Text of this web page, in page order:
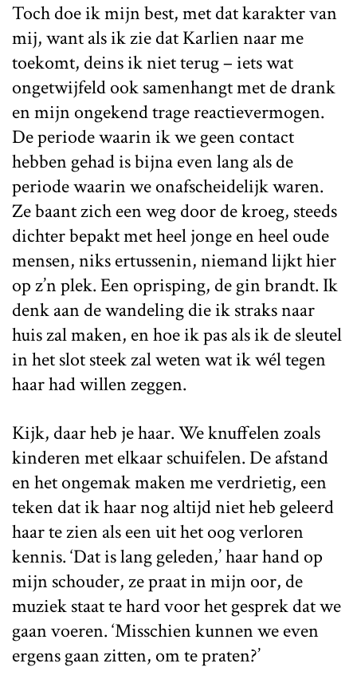
Toch doe ik mijn best, met dat karakter van
mij, want als ik zie dat Karlien naar me
toekomt, deins ik niet terug – iets wat
ongetwijfeld ook samenhangt met de drank
en mijn ongekend trage reactievermogen.
De periode waarin ik we geen contact
hebben gehad is bijna even lang als de
periode waarin we onafscheidelijk waren.
Ze baant zich een weg door de kroeg, steeds
dichter bepakt met heel jonge en heel oude
mensen, niks ertussenin, niemand lijkt hier
op z’n plek. Een oprisping, de gin brandt. Ik
denk aan de wandeling die ik straks naar
huis zal maken, en hoe ik pas als ik de sleutel
in het slot steek zal weten wat ik wél tegen
haar had willen zeggen.
Kijk, daar heb je haar. We knuffelen zoals
kinderen met elkaar schuifelen. De afstand
en het ongemak maken me verdrietig, een
teken dat ik haar nog altijd niet heb geleerd
haar te zien als een uit het oog verloren
kennis. ‘Dat is lang geleden,’ haar hand op
mijn schouder, ze praat in mijn oor, de
muziek staat te hard voor het gesprek dat we
gaan voeren. ‘Misschien kunnen we even
ergens gaan zitten, om te praten?’